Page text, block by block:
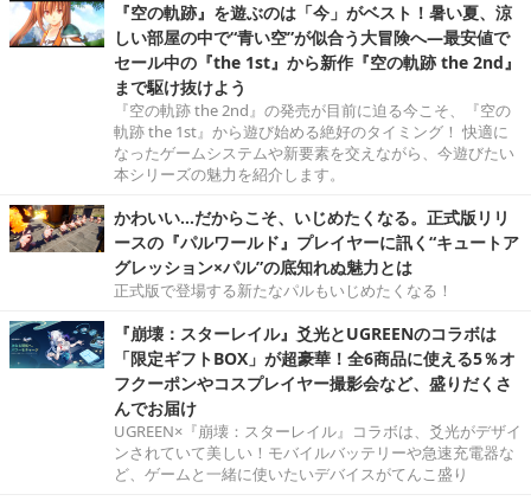
『空の軌跡』を遊ぶのは「今」がベスト！暑い夏、涼
しい部屋の中で“青い空”が似合う大冒険へ―最安値で
セール中の『the 1st』から新作『空の軌跡 the 2nd』
まで駆け抜けよう
『空の軌跡 the 2nd』の発売が目前に迫る今こそ、『空の
軌跡 the 1st』から遊び始める絶好のタイミング！ 快適に
なったゲームシステムや新要素を交えながら、今遊びたい
本シリーズの魅力を紹介します。
かわいい…だからこそ、いじめたくなる。正式版リリ
ースの『パルワールド』プレイヤーに訊く“キュートア
グレッション×パル”の底知れぬ魅力とは
正式版で登場する新たなパルもいじめたくなる！
『崩壊：スターレイル』爻光とUGREENのコラボは
「限定ギフトBOX」が超豪華！全6商品に使える5％オ
フクーポンやコスプレイヤー撮影会など、盛りだくさ
んでお届け
UGREEN×『崩壊：スターレイル』コラボは、爻光がデザイ
ンされていて美しい！モバイルバッテリーや急速充電器な
ど、ゲームと一緒に使いたいデバイスがてんこ盛り